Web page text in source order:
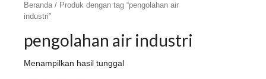
Beranda / Produk dengan tag “pengolahan air
industri”
pengolahan air industri
Menampilkan hasil tunggal